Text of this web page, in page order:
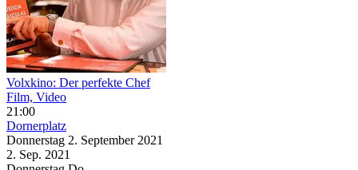
Volxkino: Der perfekte Chef
Film, Video
21:00
Dornerplatz
Donnerstag 2. September 2021
2. Sep. 2021